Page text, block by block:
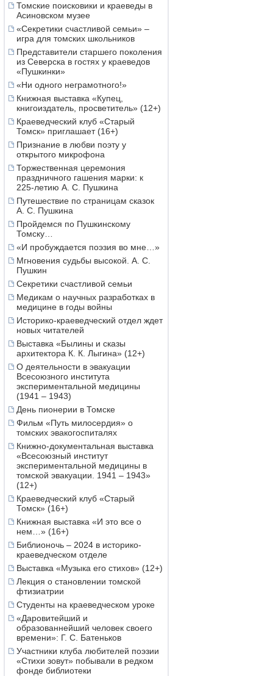
Томские поисковики и краеведы в
Асиновском музее
«Секретики счастливой семьи» –
игра для томских школьников
Представители старшего поколения
из Северска в гостях у краеведов
«Пушкинки»
«Ни одного неграмотного!»
Книжная выставка «Купец,
книгоиздатель, просветитель» (12+)
Краеведческий клуб «Старый
Томск» приглашает (16+)
Признание в любви поэту у
открытого микрофона
Торжественная церемония
праздничного гашения марки: к
225-летию А. С. Пушкина
Путешествие по страницам сказок
А. С. Пушкина
Пройдемся по Пушкинскому
Томску…
«И пробуждается поэзия во мне…»
Мгновения судьбы высокой. А. С.
Пушкин
Секретики счастливой семьи
Медикам о научных разработках в
медицине в годы войны
Историко-краеведческий отдел ждет
новых читателей
Выставка «Былины и сказы
архитектора К. К. Лыгина» (12+)
О деятельности в эвакуации
Всесоюзного института
экспериментальной медицины
(1941 – 1943)
День пионерии в Томске
Фильм «Путь милосердия» о
томских эвакогоспиталях
Книжно-документальная выставка
«Всесоюзный институт
экспериментальной медицины в
томской эвакуации. 1941 – 1943»
(12+)
Краеведческий клуб «Старый
Томск» (16+)
Книжная выставка «И это все о
нем…» (16+)
Библионочь – 2024 в историко-
краеведческом отделе
Выставка «Музыка его стихов» (12+)
Лекция о становлении томской
фтизиатрии
Студенты на краеведческом уроке
«Даровитейший и
образованнейший человек своего
времени»: Г. С. Батеньков
Участники клуба любителей поэзии
«Стихи зовут» побывали в редком
фонде библиотеки